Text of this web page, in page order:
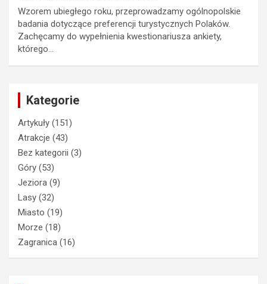
Wzorem ubiegłego roku, przeprowadzamy ogólnopolskie
badania dotyczące preferencji turystycznych Polaków.
Zachęcamy do wypełnienia kwestionariusza ankiety,
którego…
Kategorie
Artykuły (151)
Atrakcje (43)
Bez kategorii (3)
Góry (53)
Jeziora (9)
Lasy (32)
Miasto (19)
Morze (18)
Zagranica (16)